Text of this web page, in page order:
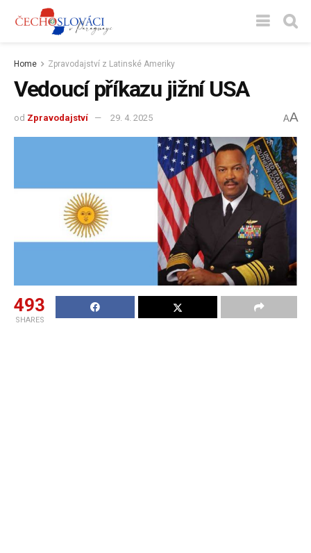
Home Zpravodajství z Latinské Ameriky
Vedoucí příkazu jižní USA
od Zpravodajství 29. 4. 2025 AA
493
SHARES